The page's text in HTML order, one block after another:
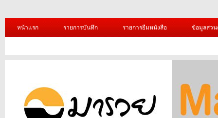
หน้าแรก รายการบันทึก รายการยืมหนังสือ ข้อมูลส่ว